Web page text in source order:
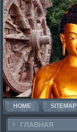
HOME SITEMAP
ГЛАВНАЯ